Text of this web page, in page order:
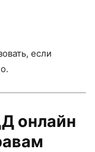
если
онлайн